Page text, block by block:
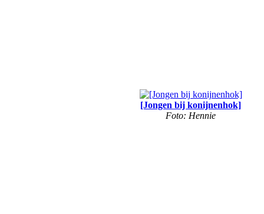
[Jongen bij konijnenhok]
Foto: Hennie